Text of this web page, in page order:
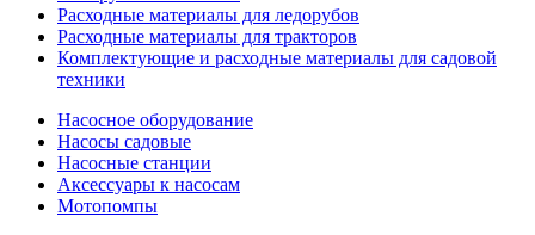
Расходные материалы для ледорубов
Расходные материалы для тракторов
Комплектующие и расходные материалы для садовой
техники
Насосное оборудование
Насосы садовые
Насосные станции
Аксессуары к насосам
Мотопомпы